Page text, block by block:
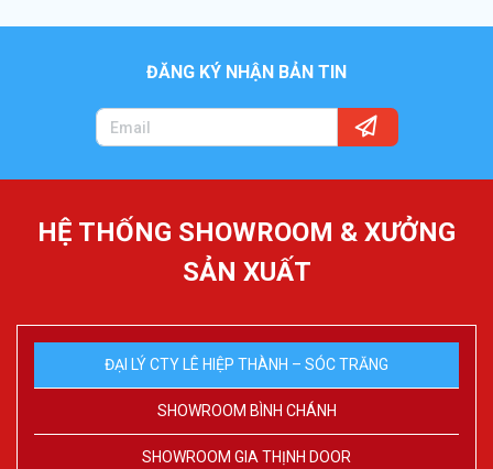
ĐĂNG KÝ NHẬN BẢN TIN
HỆ THỐNG SHOWROOM & XƯỞNG
SẢN XUẤT
ĐẠI LÝ CTY LÊ HIỆP THÀNH – SÓC TRĂNG
SHOWROOM BÌNH CHÁNH
SHOWROOM GIA THỊNH DOOR